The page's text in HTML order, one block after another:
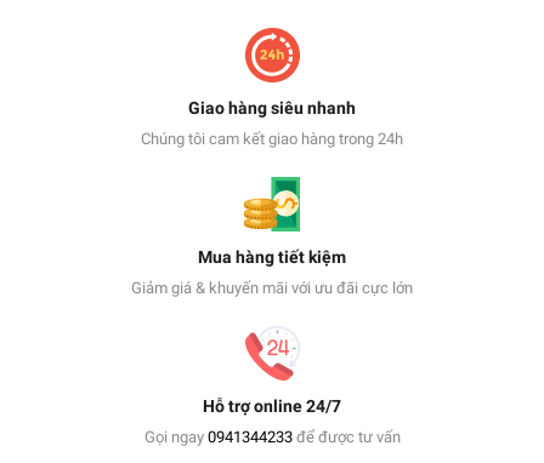
Giao hàng siêu nhanh
Chúng tôi cam kết giao hàng trong 24h
Mua hàng tiết kiệm
Giảm giá & khuyến mãi với ưu đãi cực lớn
Hỗ trợ online 24/7
Gọi ngay 0941344233để được tư vấn